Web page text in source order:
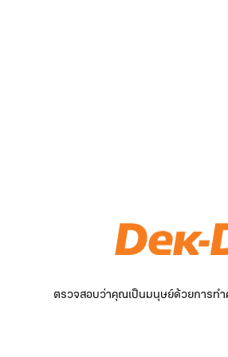
ตรวจสอบว่าคุณเป็นมนุษย์ด้วยการทำ